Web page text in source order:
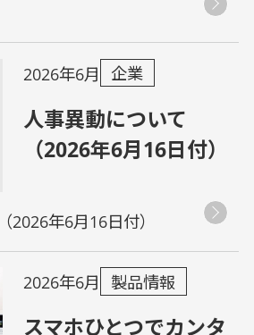
2026年6月 企業
人事異動について
（2026年6月16日付）
2026年6月16日付）
2026年6月 製品情報
スマホひとつでカンタ